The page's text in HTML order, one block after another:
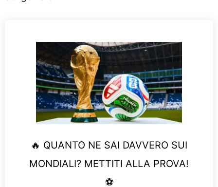
🔥 QUANTO NE SAI DAVVERO SUI
MONDIALI? METTITI ALLA PROVA!
⚽